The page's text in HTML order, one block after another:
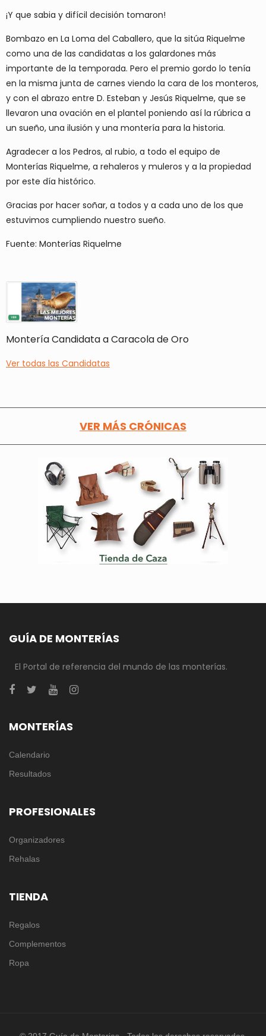
¡Y que sabia y difícil decisión tomaron!
Bombazo en La Loma del Caballero, que la sitúa Riquelme
como una de las candidatas a los galardones más
importante de la temporada. Pero el premio gordo lo tenía
en la misma junta de carnes viendo la cara de los monteros,
y con el abrazo entre D. Esteban y Jesús Riquelme, que se
llevaron una ovación en el plantel poniendo así la rúbrica a
un sueño, una ilusión y una montería para la historia.
Agradecer a los Pedros, al rubio, a todo el equipo de
Monterías Riquelme, a rehaleros y muleros y a la propiedad
por este día histórico.
Gracias por hacer soñar, a todos y a cada uno de los que
estuvimos cumpliendo nuestro sueño.
Fuente: Monterías Riquelme
Montería Candidata a Caracola de Oro
Ver todas las Candidatas
VER MÁS CRÓNICAS
GUÍA DE MONTERÍAS
El Portal de referencia del mundo de las monterías.
MONTERÍAS
Calendario
Resultados
PROFESIONALES
Organizadores
Rehalas
TIENDA
Regalos
Complementos
Ropa